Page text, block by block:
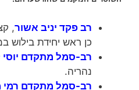
רב פקד יניב אשור,
כן ראש יחידת בילוש
רב-סמל מתקדם יוסי
נהריה.
רב-סמל מתקדם רמי